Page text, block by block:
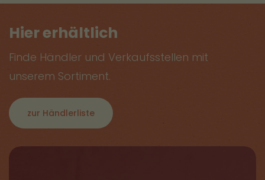
Hier erhältlich
Finde Händler und Verkaufsstellen mit
unserem Sortiment.
zur Händlerliste